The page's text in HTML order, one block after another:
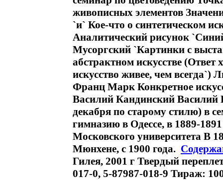
живописных элементов
`и` Кое-что о синтетическом
Аналитический рисунок
Мусоргский `Картинки с
абстрактном искусстве
искусство живее, чем всегда`)
Франц Марк Конкретное
Василий Кандинский Василий
декабря по старому стилю) в
гимназию в Одессе, в 1889-
Московского университета В
Мюнхене, с 1900 года.
Гилея, 2001 г Твердый
017-0, 5-87987-018-9 Тираж: